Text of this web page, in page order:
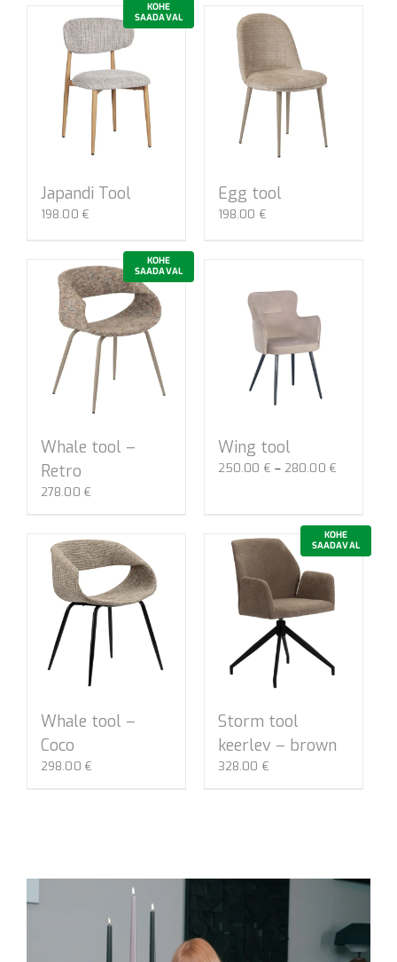
KOHE
SAADAVAL
Japandi Tool
198.00 €
Egg tool
198.00 €
KOHE
SAADAVAL
Whale tool –
Retro
278.00 €
Wing tool
250.00 € – 280.00 €
Whale tool –
Coco
298.00 €
KOHE
SAADAVAL
Storm tool
keerlev – brown
328.00 €